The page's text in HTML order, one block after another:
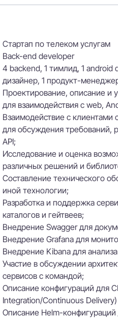
Стартап по телеком услугам
Back-end developer
4 backend, 1 тимлид, 1 android
дизайнер, 1 продукт-
Проектирование, описание и
для взаимодействия с web,
Взаимодействие с клиентами
для обсуждения требований,
API;
Исследование и оценка
различных решений и
Составление технического
иной технологии;
Разработка и поддержка
каталогов и гейтвеев;
Внедрение Swagger для
Внедрение Grafana для
Внедрение Kibana для
Участие в обсуждении
сервисов с командой;
Описание конфигураций для
Integration/Continuous
Описание Helm-конфигураций